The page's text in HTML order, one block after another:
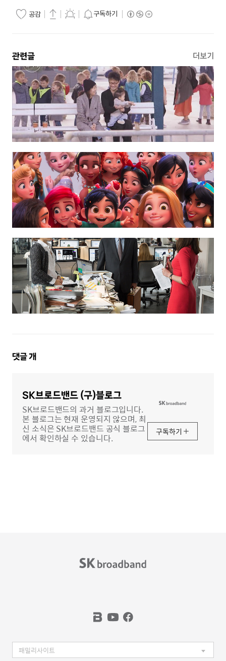
공감 구독하기
관련글 더보기
댓
댓글개
SK브로드밴드 (구)블로그
SK브로드밴드의 과거 블로그입니다.
본 블로그는 현재 운영되지 않으며, 최
신 소식은 SK브로드밴드 공식 블로그
에서 확인하실 수 있습니다.
구독하기